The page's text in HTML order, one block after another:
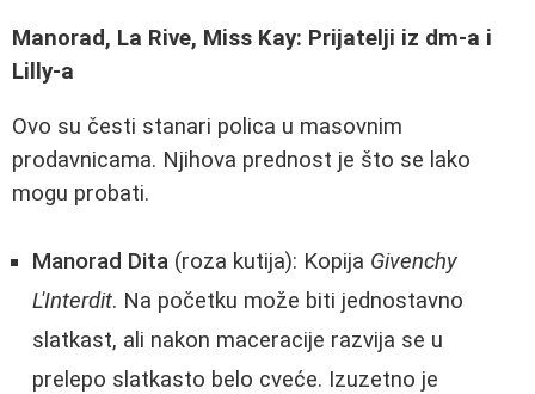
Manorad, La Rive, Miss Kay: Prijatelji iz dm-a i
Lilly-a
Ovo su česti stanari polica u masovnim
prodavnicama. Njihova prednost je što se lako
mogu probati.
Manorad Dita (roza kutija): Kopija Givenchy
L'Interdit. Na početku može biti jednostavno
slatkast, ali nakon maceracije razvija se u
prelepo slatkasto belo cveće. Izuzetno je